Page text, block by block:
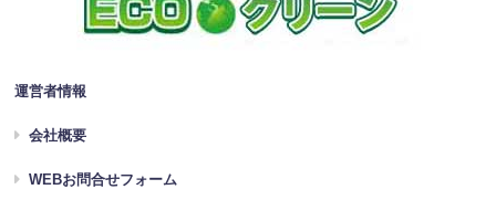
運営者情報
会社概要
WEBお問合せフォーム